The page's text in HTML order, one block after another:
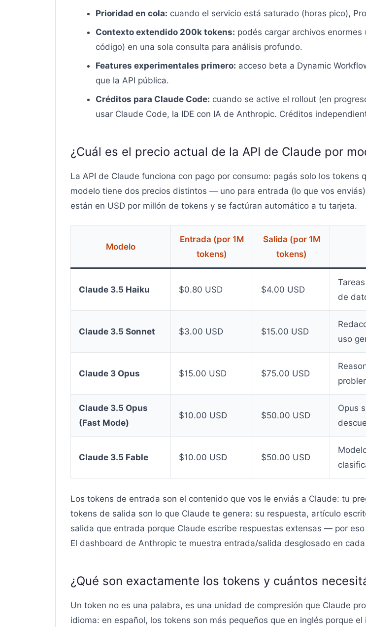
Prioridad en cola: cuando el servicio está saturado (horas pico),
Contexto extendido 200k tokens: podés cargar archivos
código) en una sola consulta para análisis profundo.
Features experimentales primero: acceso beta a Dynamic
que la API pública.
Créditos para Claude Code: cuando se active el rollout (en
usar Claude Code, la IDE con IA de Anthropic. Créditos
¿Cuál es el precio actual de la API de Claude por
La API de Claude funciona con pago por consumo: pagás solo los
modelo tiene dos precios distintos — uno para entrada (lo que vos
están en USD por millón de tokens y se factúran automático a tu tarjeta.
Modelo
Entrada (por 1M
tokens)
Salida (por 1M
tokens)
Claude 3.5 Haiku $0.80 USD $4.00 USD
de
Claude 3.5 Sonnet $3.00 USD $15.00 USD
uso
Claude 3 Opus $15.00 USD $75.00 USD
Claude 3.5 Opus
(Fast Mode)
$10.00 USD $50.00 USD
Opus
Claude 3.5 Fable $10.00 USD $50.00 USD
Los tokens de entrada son el contenido que vos le enviás a Claude: tu
tokens de salida son lo que Claude te genera: su respuesta, artículo
salida que entrada porque Claude escribe respuestas extensas — por
El dashboard de Anthropic te muestra entrada/salida desglosado en
¿Qué son exactamente los tokens y cuántos
Un token no es una palabra, es una unidad de compresión que Claude
idioma: en español, los tokens son más pequeños que en inglés porque